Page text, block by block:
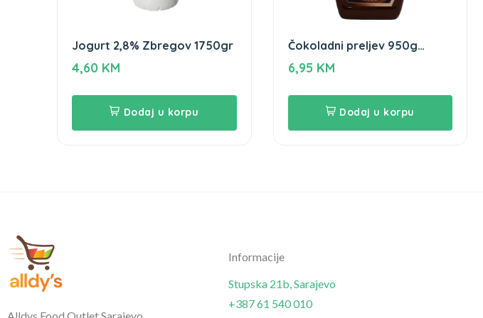
Jogurt 2,8% Zbregov 1750gr
4,60 KM
Dodaj u korpu
Čokoladni preljev 950g
Vitaminka
6,95 KM
Dodaj u korpu
Informacije
Stupska 21b, Sarajevo
+387 61 540 010